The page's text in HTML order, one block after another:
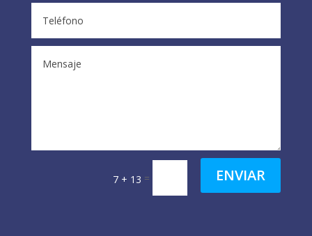
7 + 13 = ENVIAR